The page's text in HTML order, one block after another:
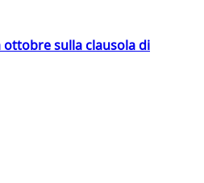
sulla clausola di